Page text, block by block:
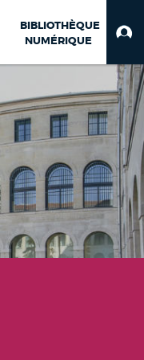
BIBLIOTHÈQUE
NUMÉRIQUE